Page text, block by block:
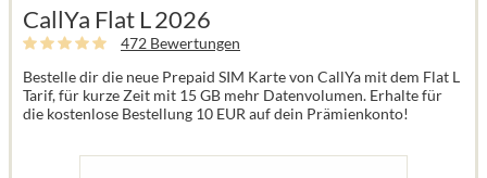
CallYa Flat L 2026
472 Bewertungen
Bestelle dir die neue Prepaid SIM Karte von CallYa mit dem Flat L
Tarif, für kurze Zeit mit 15 GB mehr Datenvolumen. Erhalte für
die kostenlose Bestellung 10 EUR auf dein Prämienkonto!